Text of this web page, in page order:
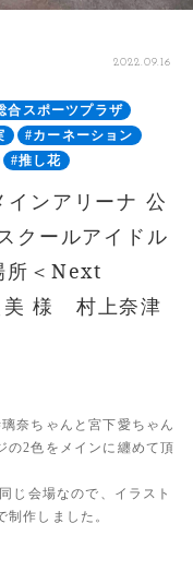
2022.09.16
合スポーツプラザ
#カーネーション
#推し花
ンアリーナ 公
クールアイドル
所＜Next
様 村上奈津
奈ちゃんと宮下愛ちゃん
の2色をメインに纏めて頂
じ会場なので、イラスト
作しました。